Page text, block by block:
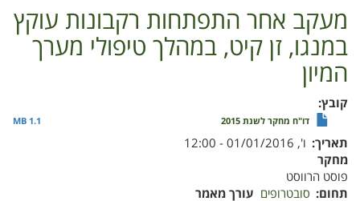
מעקב אחר התפתחות רקבונות עוקץ
במנגו, זן קיט, במהלך טיפולי מערך
המיון
קובץ
דו"ח מחקר לשנת 2015 1.1 MB
תאריך ו', 01/01/2016 - 12:00
מחקר
פוסט הרווסט
תחום סובטרופים עורך מאמר